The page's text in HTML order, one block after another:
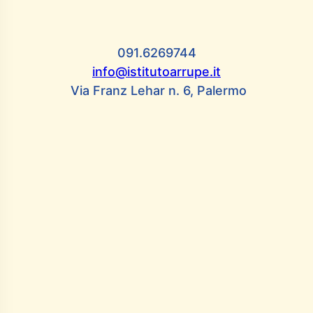
091.6269744
info@istitutoarrupe.it
Via Franz Lehar n. 6, Palermo